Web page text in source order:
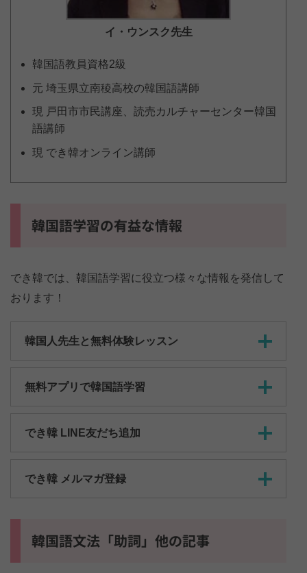
イ・ウンスク先生
韓国語教員資格2級
元 埼玉県立南稜高校の韓国語講師
現 戸田市市民講座、読売カルチャーセンター韓国
語講師
現 でき韓オンライン講師
韓国語学習の有益な情報
でき韓では、韓国語学習に役立つ様々な情報を発信して
おります！
韓国人先生と無料体験レッスン
無料アプリで韓国語学習
でき韓 LINE友だち追加
でき韓 メルマガ登録
韓国語文法「助詞」他の記事